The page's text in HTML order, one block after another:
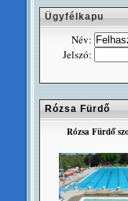
Ügyfélkapu
Név:
Jelszó:
Rózsa Fürdő
Rózsa Fürdő